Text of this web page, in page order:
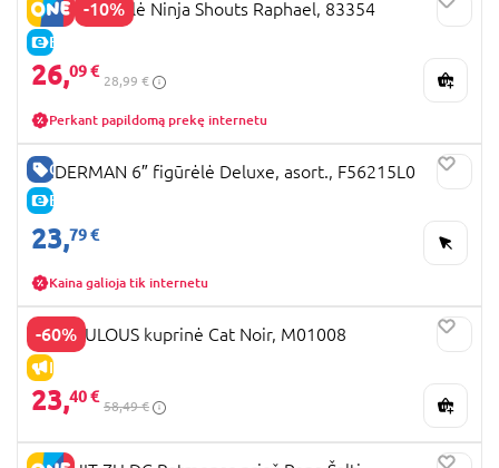
-10%
E-KAINA
TMNT figūrėlė Ninja Shouts Raphael, 83354
26,09 €
28,99 €
Perkant papildomą prekę internetu
GERA KAINA
E-KAINA
SPIDERMAN 6″ figūrėlė Deluxe, asort., F56215L0
23,79 €
Kaina galioja tik internetu
-60%
IŠPARDAVIMAS
MIRACULOUS kuprinė Cat Noir, M01008
23,40 €
58,49 €